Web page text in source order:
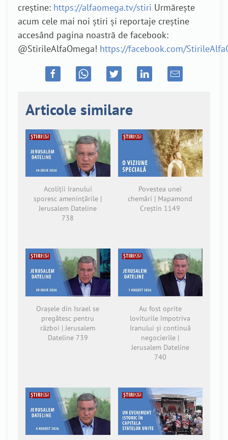
creștine: https://alfaomega.tv/stiri Urmărește
acum cele mai noi știri și reportaje creștine
accesând pagina noastră de facebook:
@StirileAlfaOmega! https://facebook.com/
Articole similare
Acoliții Iranului
sporesc amenințările |
Jerusalem Dateline
738
Povestea unei
chemări | Mapamond
Creștin 1149
Orașele din Israel se
pregătesc pentru
război | Jerusalem
Dateline 739
Au fost oprite
loviturile împotriva
Iranului și continuă
negocierile |
Jerusalem Dateline
740